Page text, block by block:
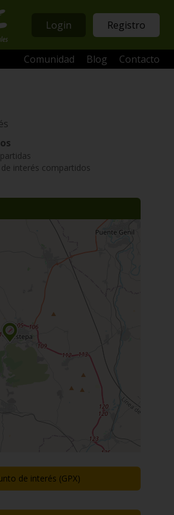
Login Registro
Comunidad Blog Contacto
interés compartidos
de interés (GPX)